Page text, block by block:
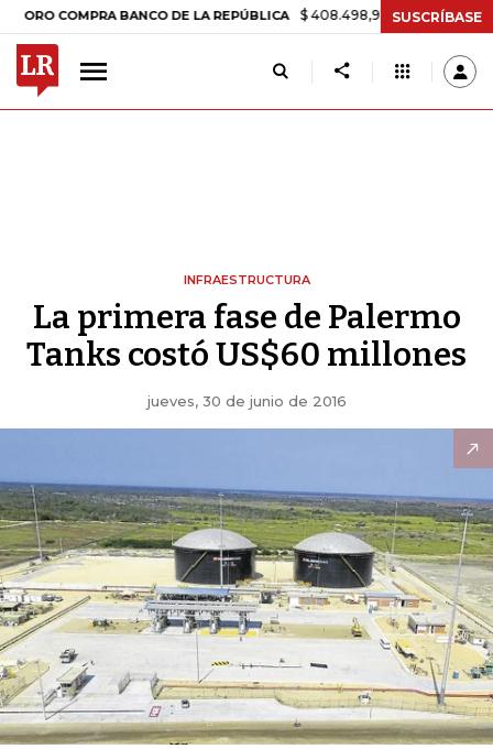
COMPRA BANCO DE LA REPÚBLICA $ 408.498,97 +$ 8.753,81 +2,19%
SUSCRÍBASE
INFRAESTRUCTURA
La primera fase de Palermo
Tanks costó US$60 millones
jueves, 30 de junio de 2016